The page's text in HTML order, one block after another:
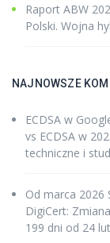
Raport ABW
Polski. Wojna
NAJNOWSZE
ECDSA w
vs ECDSA w
techniczne i
Od marca 2026
DigiCert:
199 dni od 24